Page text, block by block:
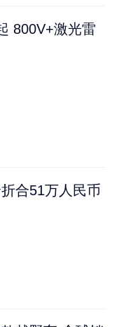
800V+激光雷
合51万人民币